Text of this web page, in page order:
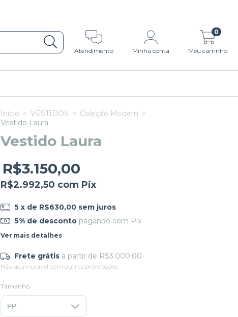
Atendimento Minha conta Meu carrinho
0
Início > VESTIDOS > Coleção Modern >
Vestido Laura
Vestido Laura
R$3.150,00
R$2.992,50 com Pix
5 x de R$630,00 sem juros
5% de descontopagando com Pix
Ver mais detalhes
Frete grátis a partir de R$3.000,00
Não acumulável com outras promoções
Tamanho